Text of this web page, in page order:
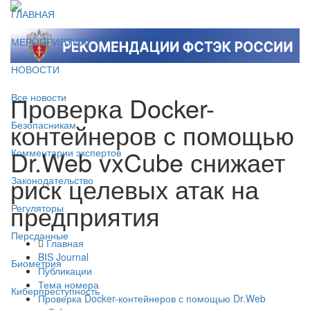
ГЛАВНАЯ
МЕРОПРИЯТИЯ
НОВОСТИ
Все новости
Безопасникам
Комментарии экспертов
Законодательство
Регуляторы
Персданные
Биометрия
Киберпреступность
Проверка Docker-
контейнеров с помощью
Dr.Web vxCube снижает
риск целевых атак на
предприятия
Главная
BIS Journal
Публикации
Тема номера
Проверка Docker-контейнеров с помощью Dr.Web